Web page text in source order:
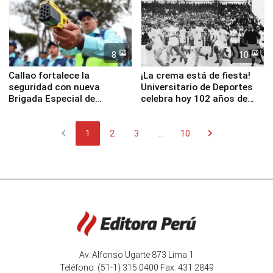
8
Callao fortalece la
seguridad con nueva
Brigada Especial de
equipamiento para
10
¡La crema está de fiesta!
Universitario de Deportes
celebra hoy 102 años de
chevron_left 1 2 3 10 chevron_right
Av. Alfonso Ugarte 873 Lima 1
Teléfono: (51-1) 315 0400 Fax: 431 2849